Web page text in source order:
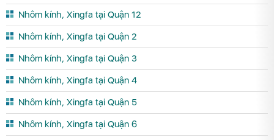
Nhôm kính, Xingfa tại Quận 12
Nhôm kính, Xingfa tại Quận 2
Nhôm kính, Xingfa tại Quận 3
Nhôm kính, Xingfa tại Quận 4
Nhôm kính, Xingfa tại Quận 5
Nhôm kính, Xingfa tại Quận 6